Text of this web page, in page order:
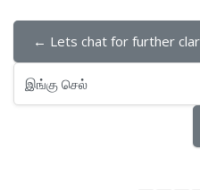
← Lets chat for further
இங்கு செல்